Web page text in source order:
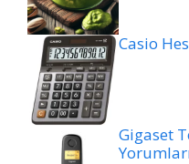
Casio
Gigaset